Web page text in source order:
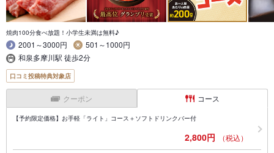
焼肉100分食べ放題！小学生未満は無料♪
2001～3000円
501～1000円
和泉多摩川駅 徒歩2分
口コミ投稿特典対象店
クーポン コース
【予約限定価格】お手軽「ライト」コース＋ソフトドリンクバー付
2,800円 （税込）